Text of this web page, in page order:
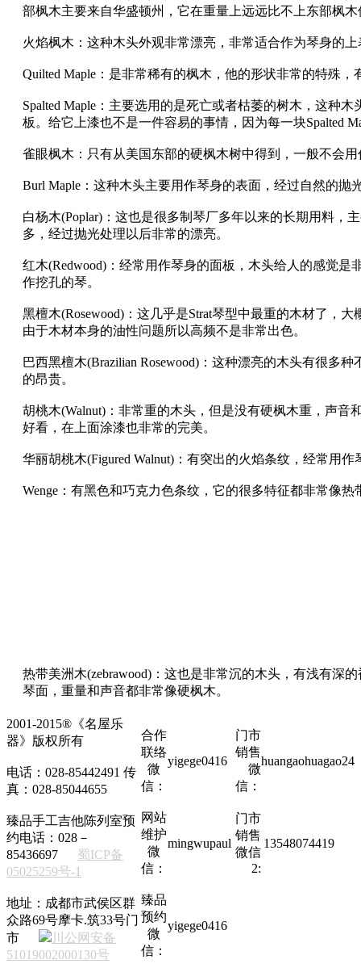
部枫木主要来自华盛顿州，它在重量上远远比不上东部枫
火焰枫木：这种木头外观非常漂亮，非常适合作为琴身的
Quilted Maple：是非常稀有的枫木，他的形状非常的特殊
Spalted Maple：主要选用的是死亡或者枯萎的树木，这种
板。给它上漆也不是一件容易的事情，因为每一块Spalted
雀眼枫木：只有从美国东部的硬枫木树中得到，一般不会
Burl Maple：这种木头主要用作琴身的表面，经过自然的抛
白杨木(Poplar)：这也是很多制琴厂多年以来的长期用料，
多，经过抛光处理以后非常的漂亮。
红木(Redwood)：经常用作琴身的面板，木头给人的感觉
作挖孔的琴。
黑檀木(Rosewood)：这几乎是Strat琴型中最重的木材了，
由于木材本身的油性问题所以高频不是非常出色。
巴西黑檀木(Brazilian Rosewood)：这种漂亮的木头有很多
的昂贵。
胡桃木(Walnut)：非常重的木头，但是没有硬枫木重，声
好看，在上面涂漆也非常的完美。
华丽胡桃木(Figured Walnut)：有突出的火焰条纹，经常用
Wenge：有黑色和巧克力色条纹，它的很多特征都非常像
热带美洲木(zebrawood)：这也是非常沉的木头，有浅有深
琴面，重量和声音都非常像硬枫木。
2001-2015®《名屋乐
器》版权所有
电话：028-85442491 传
真：028-85044655
臻品手工吉他陈列室预
约电话：028－
85436697 蜀ICP备
05025259号-1
地址：成都市武侯区群
众路69号摩卡.筑33号门
市
川公网安备
51019002000130号
合作
联络
微
信：
yigege0416
门市
销售
微
信：
huangaohuagao24
网站
维护
微
信：
mingwupaul
门市
销售
微信
2:
13548074419
臻品
预约
微
信：
yigege0416